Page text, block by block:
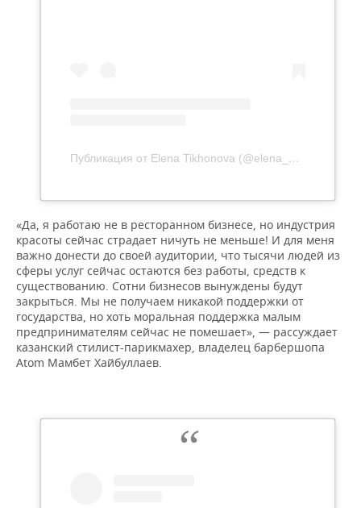
Публикация от Elena Tikhonova (@elena_kidspace)
«Да, я работаю не в ресторанном бизнесе, но индустрия
красоты сейчас страдает ничуть не меньше! И для меня
важно донести до своей аудитории, что тысячи людей из
сферы услуг сейчас остаются без работы, средств к
существованию. Сотни бизнесов вынуждены будут
закрыться. Мы не получаем никакой поддержки от
государства, но хоть моральная поддержка малым
предпринимателям сейчас не помешает», — рассуждает
казанский стилист-парикмахер, владелец барбершопа
Аtom Мамбет Хайбуллаев.